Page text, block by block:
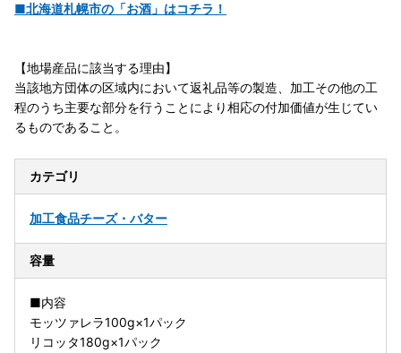
■北海道札幌市の「お酒」はコチラ！
【地場産品に該当する理由】
当該地方団体の区域内において返礼品等の製造、加工その他の工
程のうち主要な部分を行うことにより相応の付加価値が生じてい
るものであること。
カテゴリ
加工食品チーズ・バター
容量
■内容
モッツァレラ100g×1パック
リコッタ180g×1パック